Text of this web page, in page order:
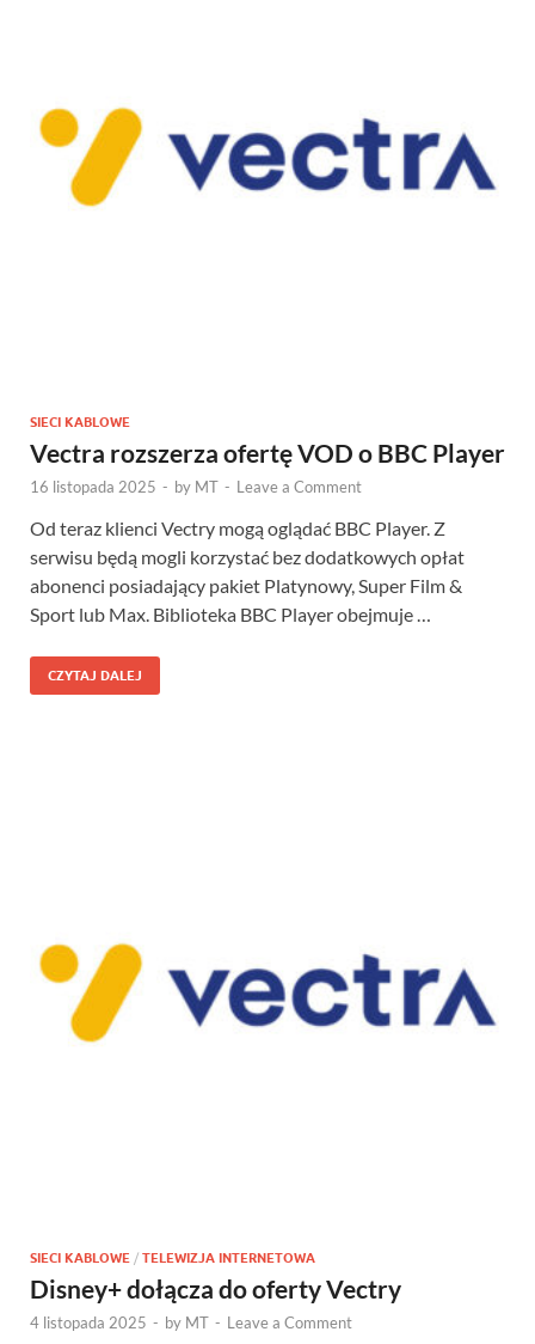
SIECI KABLOWE
Vectra rozszerza ofertę VOD o BBC Player
16 listopada 2025 - by MT - Leave a Comment
Od teraz klienci Vectry mogą oglądać BBC Player. Z
serwisu będą mogli korzystać bez dodatkowych opłat
abonenci posiadający pakiet Platynowy, Super Film &
Sport lub Max. Biblioteka BBC Player obejmuje …
CZYTAJ DALEJ
SIECI KABLOWE / TELEWIZJA INTERNETOWA
Disney+ dołącza do oferty Vectry
4 listopada 2025 - by MT - Leave a Comment